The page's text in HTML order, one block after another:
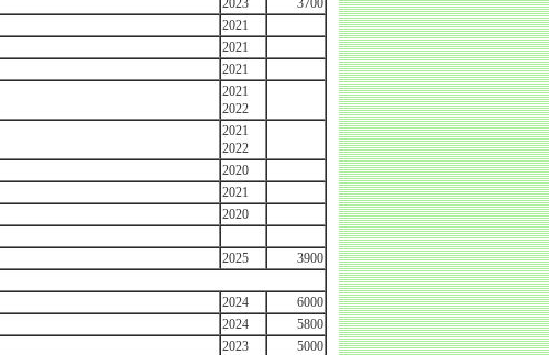
2023
3700
2021
2021
2021
2021
2022
2021
2022
2020
2021
2020
2025
3900
2024
6000
2024
5800
2023
5000